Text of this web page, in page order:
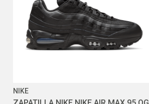
NIKE